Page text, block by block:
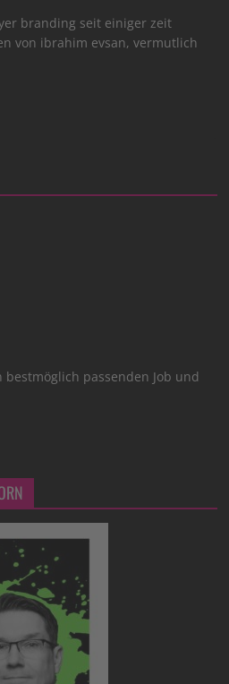
branding seit einiger zeit
von ibrahim evsan, vermutlich
passenden Job und